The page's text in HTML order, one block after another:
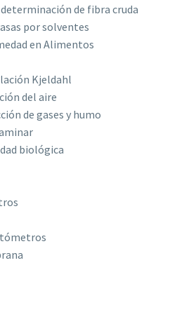
de fibra cruda
por solventes
en Alimentos
Kjeldahl
del aire
de gases y humo
biológica